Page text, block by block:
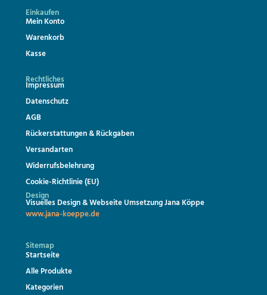
Einkaufen
Mein Konto
Warenkorb
Kasse
Rechtliches
Impressum
Datenschutz
AGB
Rückerstattungen & Rückgaben
Versandarten
Widerrufsbelehrung
Cookie-Richtlinie (EU)
Design
Visuelles Design & Webseite Umsetzung Jana Köppe
www.jana-koeppe.de
Sitemap
Startseite
Alle Produkte
Kategorien